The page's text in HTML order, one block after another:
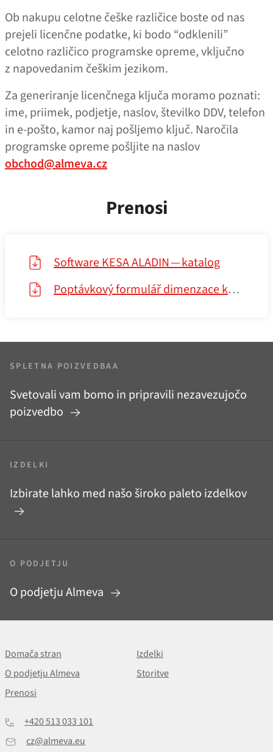
Ob nakupu celotne češke različice boste od nas
prejeli licenčne podatke, ki bodo “odklenili”
celotno različico programske opreme, vključno
z napovedanim češkim jezikom.
Za generiranje licenčnega ključa moramo poznati:
ime, priimek, podjetje, naslov, številko DDV, telefon
in e‑pošto, kamor naj pošljemo ključ. Naročila
programske opreme pošljite na naslov
obchod@almeva.cz
Prenosi
Software KESA ALADIN — katalog
Poptávkový formulář dimenzace komínů v KESA ALADIN
SPLETNA POIZVEDBAA
Svetovali vam bomo in pripravili nezavezujočo
poizvedbo
IZDELKI
Izbirate lahko med našo široko paleto izdelkov
O PODJETJU
O podjetju Almeva
Domača stran
Izdelki
O podjetju Almeva
Storitve
Prenosi
+420 513 033 101
cz@almeva.eu